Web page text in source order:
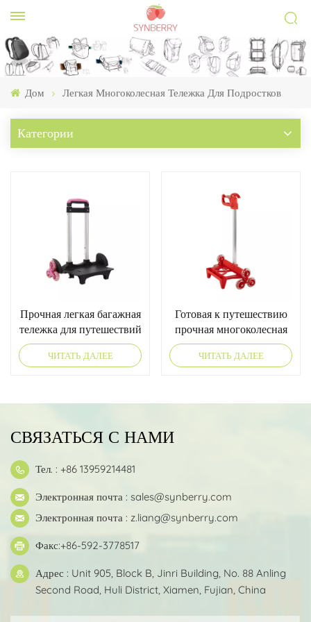
Дом Легкая Многоколесная Тележка Для Подростков
Категории
Прочная легкая багажная
тележка для путешествий
ЧИТАТЬ ДАЛЕЕ
Готовая к путешествию
прочная многоколесная
тележка
ЧИТАТЬ ДАЛЕЕ
СВЯЗАТЬСЯ С НАМИ
Тел. : +86 13959214481
Электронная почта : sales@synberry.com
Электронная почта : z.liang@synberry.com
Факс:+86-592-3778517
Адрес : Unit 905, Block B, Jinri Building, No. 88 Anling
Second Road, Huli District, Xiamen, Fujian, China